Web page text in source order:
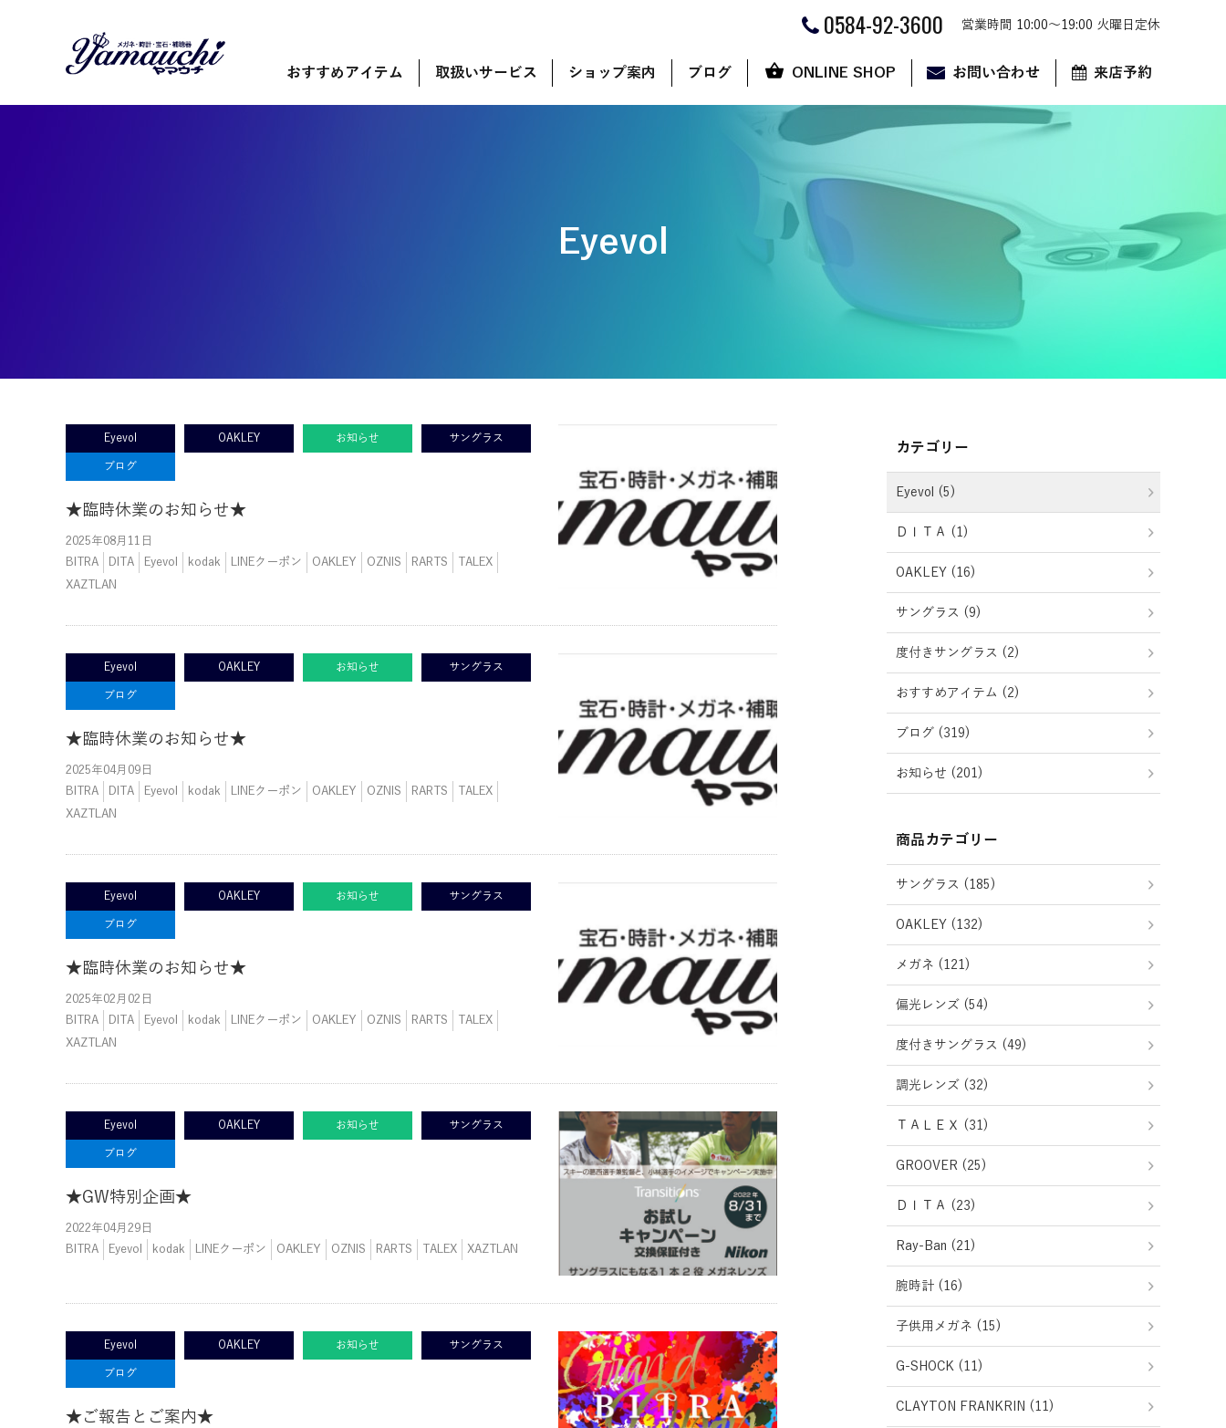
0584-92-3600 営業時間 10:00～19:00 火曜日定休
おすすめアイテム 取扱いサービス ショップ案内 ブログ ONLINE SHOP お問い合わせ 来店予約
Eyevol
Eyevol OAKLEY お知らせ サングラス
ブログ
★臨時休業のお知らせ★
2025年08月11日
BITRA
DITA Eyevol kodak LINEクーポン OAKLEY OZNIS RARTS
TALEX
XAZTLAN
Eyevol OAKLEY お知らせ サングラス
ブログ
★臨時休業のお知らせ★
2025年04月09日
BITRA
DITA Eyevol kodak LINEクーポン OAKLEY OZNIS RARTS
TALEX
XAZTLAN
Eyevol OAKLEY お知らせ サングラス
ブログ
★臨時休業のお知らせ★
2025年02月02日
BITRA
DITA Eyevol kodak LINEクーポン OAKLEY OZNIS RARTS
TALEX
XAZTLAN
Eyevol OAKLEY お知らせ サングラス
ブログ
★GW特別企画★
2022年04月29日
BITRA
Eyevol kodak LINEクーポン OAKLEY OZNIS RARTS TALEX XAZTLAN
Eyevol OAKLEY お知らせ サングラス
ブログ
★ご報告とご案内★
カテゴリー
Eyevol (5)
ＤＩＴＡ (1)
OAKLEY (16)
サングラス (9)
度付きサングラス (2)
おすすめアイテム (2)
ブログ (319)
お知らせ (201)
商品カテゴリー
サングラス (185)
OAKLEY (132)
メガネ (121)
偏光レンズ (54)
度付きサングラス (49)
調光レンズ (32)
ＴＡＬＥＸ (31)
GROOVER (25)
ＤＩＴＡ (23)
Ray-Ban (21)
腕時計 (16)
子供用メガネ (15)
G-SHOCK (11)
CLAYTON FRANKRIN (11)